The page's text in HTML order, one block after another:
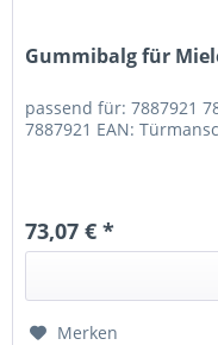
Gummibalg für
passend für: 7887921
7887921 EAN:
73,07 € *
Merken